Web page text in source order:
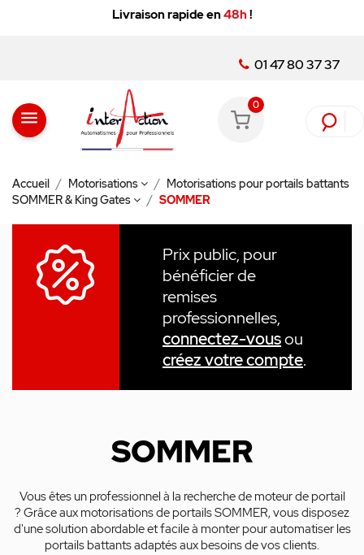
Livraison rapide en48h!
01 47 80 37 37
menu
0
Accueil Motorisations
Motorisations pour portails battants
SOMMER & King Gates
SOMMER
SOMMER
Vous êtes un professionnel à la recherche de moteur de portail
? Grâce aux motorisations de portails SOMMER, vous disposez
d'une solution abordable et facile à monter pour automatiser les
portails battants adaptés aux besoins de vos clients.
Prix public, pour
bénéficier de
remises
professionnelles,
connectez-vousou
créez votre compte.